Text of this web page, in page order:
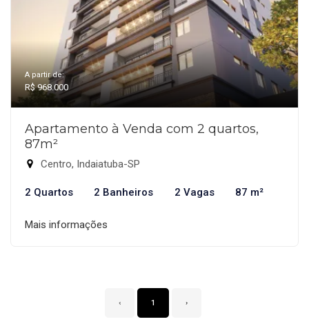
A partir de:
R$ 968.000
Apartamento à Venda com 2 quartos,
87m²
Centro, Indaiatuba-SP
2 Quartos 2 Banheiros 2 Vagas 87 m²
Mais informações
‹ 1 ›